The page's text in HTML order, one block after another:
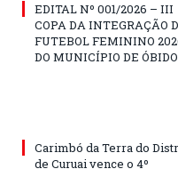
EDITAL Nº 001/2026 – III
COPA DA INTEGRAÇÃO
FUTEBOL FEMININO
DO MUNICÍPIO DE
Carimbó da Terra do
de Curuai vence o 4º